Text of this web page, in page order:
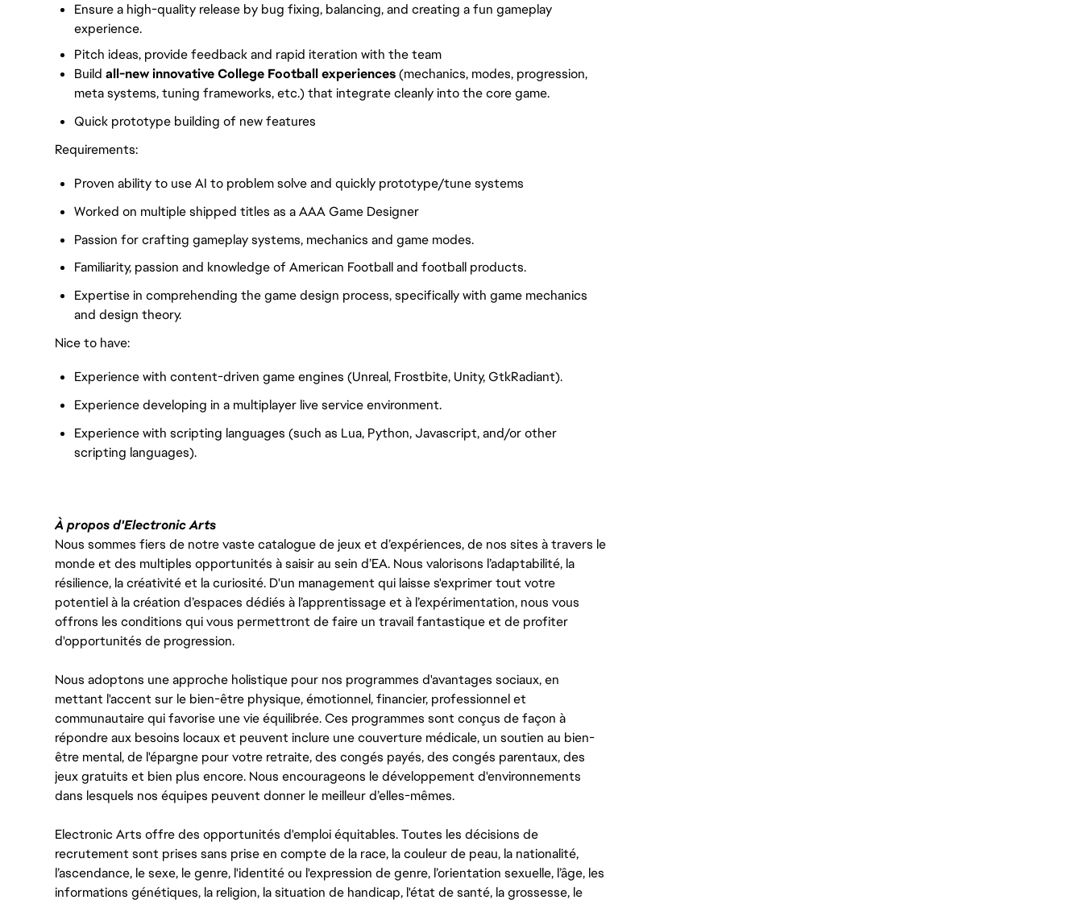
Ensure a high-quality release by bug fixing, balancing, and creating a fun gameplay
experience.
Pitch ideas, provide feedback and rapid iteration with the team
Build all-new innovative College Football experiences(mechanics, modes, progression,
meta systems, tuning frameworks, etc.) that integrate cleanly into the core game.
Quick prototype building of new features
Requirements:
Proven ability to use AI to problem solve and quickly prototype/tune systems
Worked on multiple shipped titles as a AAA Game Designer
Passion for crafting gameplay systems, mechanics and game modes.
Familiarity, passion and knowledge of American Football and football products.
Expertise in comprehending the game design process, specifically with game mechanics
and design theory.
Nice to have:
Experience with content-driven game engines (Unreal, Frostbite, Unity, GtkRadiant).
Experience developing in a multiplayer live service environment.
Experience with scripting languages (such as Lua, Python, Javascript, and/or other
scripting languages).
À propos d'Electronic Arts
Nous sommes fiers de notre vaste catalogue de jeux et d’expériences, de nos sites à travers le
monde et des multiples opportunités à saisir au sein d’EA. Nous valorisons l’adaptabilité, la
résilience, la créativité et la curiosité. D'un management qui laisse s'exprimer tout votre
potentiel à la création d’espaces dédiés à l’apprentissage et à l’expérimentation, nous vous
offrons les conditions qui vous permettront de faire un travail fantastique et de profiter
d'opportunités de progression.
Nous adoptons une approche holistique pour nos programmes d'avantages sociaux, en
mettant l'accent sur le bien-être physique, émotionnel, financier, professionnel et
communautaire qui favorise une vie équilibrée. Ces programmes sont conçus de façon à
répondre aux besoins locaux et peuvent inclure une couverture médicale, un soutien au bien-
être mental, de l'épargne pour votre retraite, des congés payés, des congés parentaux, des
jeux gratuits et bien plus encore. Nous encourageons le développement d'environnements
dans lesquels nos équipes peuvent donner le meilleur d’elles-mêmes.
Electronic Arts offre des opportunités d'emploi équitables. Toutes les décisions de
recrutement sont prises sans prise en compte de la race, la couleur de peau, la nationalité,
l’ascendance, le sexe, le genre, l'identité ou l'expression de genre, l’orientation sexuelle, l’âge, les
informations génétiques, la religion, la situation de handicap, l'état de santé, la grossesse, le